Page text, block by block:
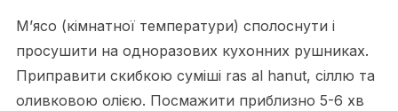
М’ясо (кімнатної температури) сполоснути і
просушити на одноразових кухонних рушниках.
Приправити скибкою суміші ras al hanut, сіллю та
оливковою олією. Посмажити приблизно 5-6 хв